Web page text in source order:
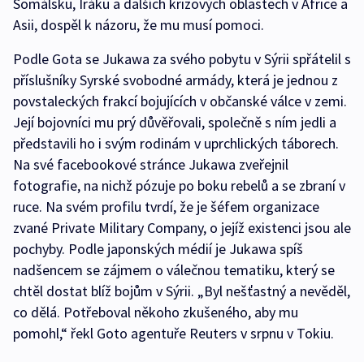
Asii, dospěl k názoru, že mu musí pomoci.
Podle Gota se Jukawa za svého pobytu v Sýrii spřátelil s
příslušníky Syrské svobodné armády, která je jednou z
povstaleckých frakcí bojujících v občanské válce v zemi.
Její bojovníci mu prý důvěřovali, společně s ním jedli a
představili ho i svým rodinám v uprchlických táborech.
Na své facebookové stránce Jukawa zveřejnil
fotografie, na nichž pózuje po boku rebelů a se zbraní v
ruce. Na svém profilu tvrdí, že je šéfem organizace
zvané Private Military Company, o jejíž existenci jsou ale
pochyby. Podle japonských médií je Jukawa spíš
nadšencem se zájmem o válečnou tematiku, který se
chtěl dostat blíž bojům v Sýrii. „Byl nešťastný a nevěděl,
co dělá. Potřeboval někoho zkušeného, aby mu
pomohl,“ řekl Goto agentuře Reuters v srpnu v Tokiu.